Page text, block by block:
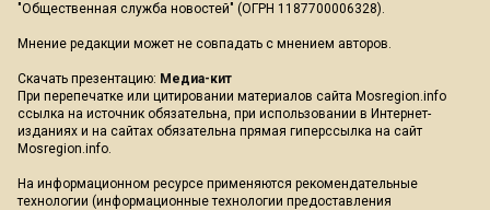
"Общественная служба новостей" (ОГРН 1187700006328).
Мнение редакции может не совпадать с мнением авторов.
Скачать презентацию: Медиа-кит
При перепечатке или цитировании материалов сайта Mosregion.info
ссылка на источник обязательна, при использовании в Интернет-
изданиях и на сайтах обязательна прямая гиперссылка на сайт
Mosregion.info.
На информационном ресурсе применяются рекомендательные
технологии (информационные технологии предоставления